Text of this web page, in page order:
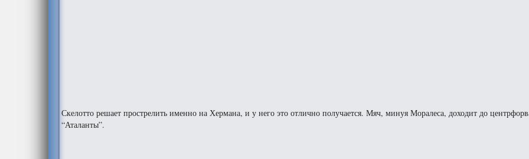
Скелотто решает прострелить именно на Хермана, и у него это отлично получается. Мяч, минуя Моралеса, доходит до
“Аталанты”.